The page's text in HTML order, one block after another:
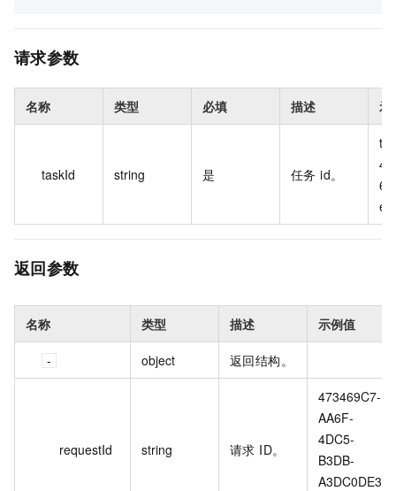
请求参数
名称 类型 必填 描述 示
taskId string 是 任务 id。
返回参数
名称 类型 描述 示例值
object 返回结构。
requestId string 请求 ID。
473469C7-
AA6F-
4DC5-
B3DB-
A3DC0DE3